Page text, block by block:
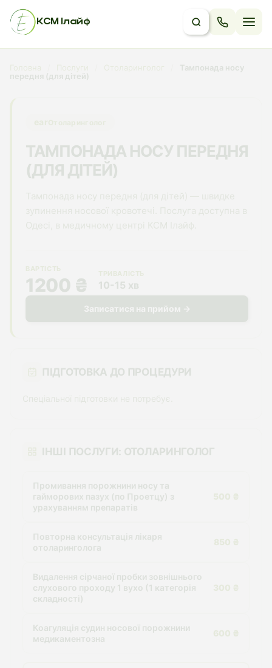
КСМ Ілайф
Головна Послуги Отоларинголог
Тампонада носу
передня (для дітей)
ТАМПОНАДА НОСУ ПЕРЕДНЯ
(ДЛЯ ДІТЕЙ)
ВАРТІСТЬ
1200 ₴
ТРИВАЛІСТЬ
10-15 хв
Записатися на прийом →
ПІДГОТОВКА ДО ПРОЦЕДУРИ
ІНШІ ПОСЛУГИ: ОТОЛАРИНГОЛОГ
Промивання порожнини носу та
гайморових пазух (по Проетцу) з
урахуванням препаратів
500 ₴
Повторна консультація лікаря
отоларинголога
850 ₴
Видалення сірчаної пробки зовнішнього
слухового проходу 1 вухо (1 категорія
складності)
300 ₴
Коагуляція судин носової порожнини
медикаментозна
600 ₴